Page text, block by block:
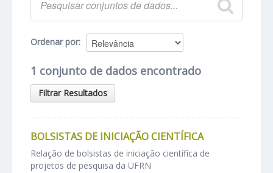
Ordenar por
1 conjunto de dados encontrado
Filtrar Resultados
BOLSISTAS DE INICIAÇÃO CIENTÍFICA
Relação de bolsistas de iniciação científica de
projetos de pesquisa da UFRN